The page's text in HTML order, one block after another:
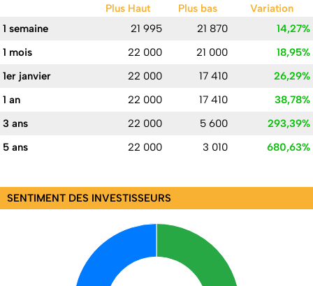
Plus Haut
Plus bas
Variation
1 semaine
21 995 21 870
14,27%
1 mois
22 000 21 000
18,95%
1er janvier
22 000 17 410
26,29%
1 an
22 000 17 410
38,78%
3 ans
22 000 5 600
293,39%
5 ans
22 000 3 010 680,63%
SENTIMENT DES INVESTISSEURS